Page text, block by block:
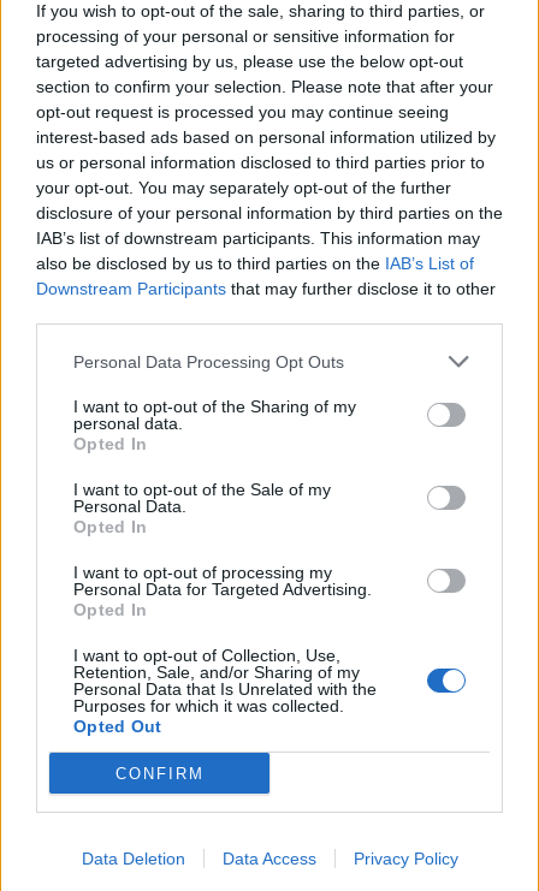
If you wish to opt-out of the sale, sharing to third parties, or
processing of your personal or sensitive information for
targeted advertising by us, please use the below opt-out
section to confirm your selection. Please note that after your
opt-out request is processed you may continue seeing
interest-based ads based on personal information utilized by
us or personal information disclosed to third parties prior to
your opt-out. You may separately opt-out of the further
disclosure of your personal information by third parties on the
IAB’s list of downstream participants. This information may
also be disclosed by us to third parties on the IAB’s List of
Downstream Participants that may further disclose it to other
Personal Data Processing Opt Outs
I want to opt-out of the Sharing of my
personal data.
Opted In
I want to opt-out of the Sale of my
Personal Data.
Opted In
I want to opt-out of processing my
Personal Data for Targeted Advertising.
Opted In
I want to opt-out of Collection, Use,
Retention, Sale, and/or Sharing of my
Personal Data that Is Unrelated with the
Purposes for which it was collected.
Opted Out
CONFIRM
Data Deletion Data Access Privacy Policy
S. Rosario
09/06/2026 ore 09:30
in Chiesa prima del funerale
Data del Funerale
09/06/2026
Ora del Funerale
10:00
Luogo del Funerale
CHIESA PARROCCHIALE DEI SANTI GIOVANNI BATTISTA E
09/06/2026 ore 11:00
Luogo di Sepoltura
Cimitero di Caravate
Onoranze Funebri Gallio
damiano.gallio.of@alice.it
Firmato:
ONORANZE FUNEBRI ZARDO & GALLIO Gemonio -
Cocquio Trevisago - Gavirate - Besozzo - Cuveglio -
Biandronno 0332/700342
INSERISCI LA TUA PARTECIPAZIONE